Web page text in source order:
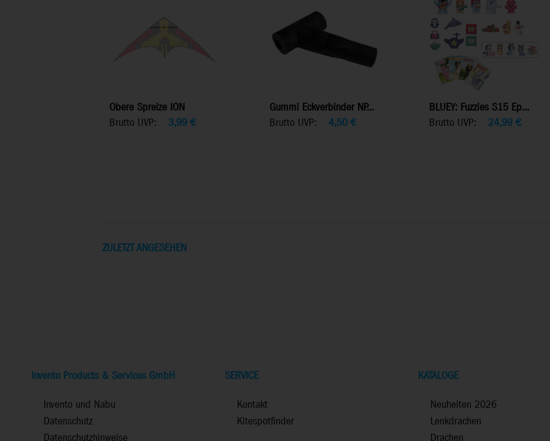
Obere Spreize ION
Brutto UVP:
3,99 €
Gummi Eckverbinder NP...
Brutto UVP:
4,50€
BLUEY: Fuzzies S15 Ep...
Brutto UVP:
24,99 €
ZULETZT ANGESEHEN
Invento Products & Services GmbH
Invento und Nabu
Datenschutz
Datenschutzhinweise
SERVICE
Kontakt
Kitespotfinder
KATALOGE
Neuheiten 2026
Lenkdrachen
Drachen